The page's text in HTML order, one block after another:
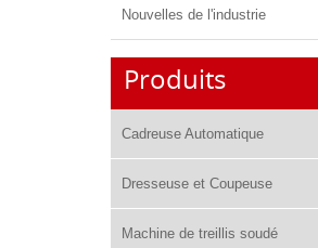
Nouvelles de l'industrie
Produits
Cadreuse Automatique
Dresseuse et Coupeuse
Machine de treillis soudé